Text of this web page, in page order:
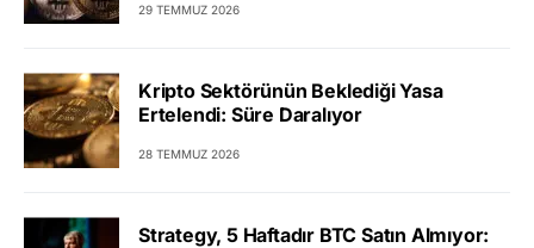
29 TEMMUZ 2026
Kripto Sektörünün Beklediği Yasa
Ertelendi: Süre Daralıyor
28 TEMMUZ 2026
Strategy, 5 Haftadır BTC Satın Almıyor: